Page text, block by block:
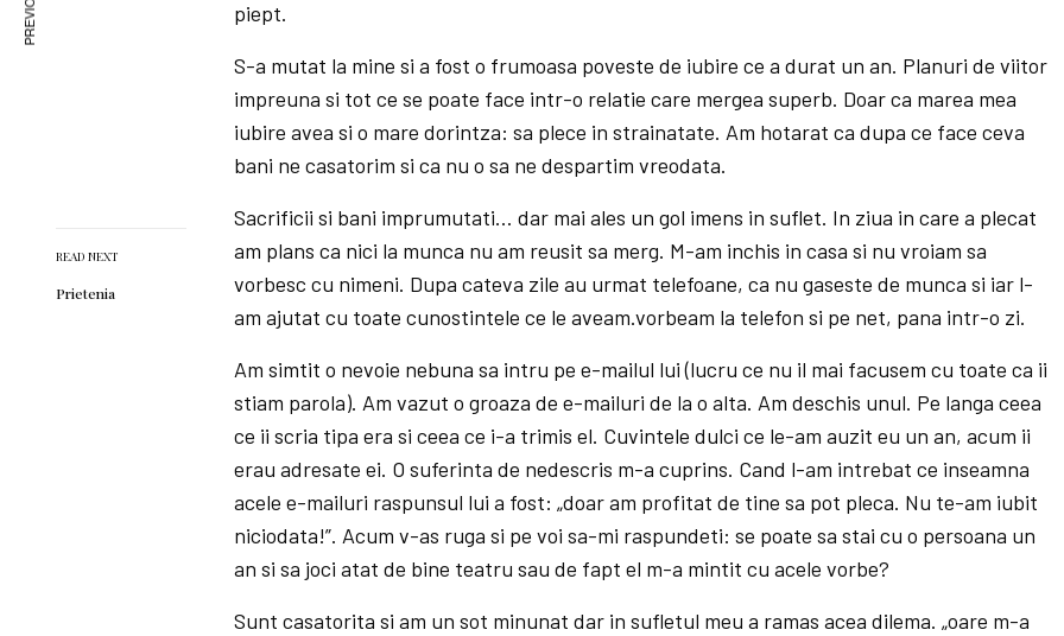
READ NEXT
Prietenia
piept.
S-a mutat la mine si a fost o frumoasa poveste de iubire ce a durat un an. Planuri de viitor
impreuna si tot ce se poate face intr-o relatie care mergea superb. Doar ca marea mea
iubire avea si o mare dorintza: sa plece in strainatate. Am hotarat ca dupa ce face ceva
bani ne casatorim si ca nu o sa ne despartim vreodata.
Sacrificii si bani imprumutati… dar mai ales un gol imens in suflet. In ziua in care a plecat
am plans ca nici la munca nu am reusit sa merg. M-am inchis in casa si nu vroiam sa
vorbesc cu nimeni. Dupa cateva zile au urmat telefoane, ca nu gaseste de munca si iar l-
am ajutat cu toate cunostintele ce le aveam.vorbeam la telefon si pe net, pana intr-o zi.
Am simtit o nevoie nebuna sa intru pe e-mailul lui (lucru ce nu il mai facusem cu toate ca ii
stiam parola). Am vazut o groaza de e-mailuri de la o alta. Am deschis unul. Pe langa ceea
ce ii scria tipa era si ceea ce i-a trimis el. Cuvintele dulci ce le-am auzit eu un an, acum ii
erau adresate ei. O suferinta de nedescris m-a cuprins. Cand l-am intrebat ce inseamna
acele e-mailuri raspunsul lui a fost: „doar am profitat de tine sa pot pleca. Nu te-am iubit
niciodata!”. Acum v-as ruga si pe voi sa-mi raspundeti: se poate sa stai cu o persoana un
an si sa joci atat de bine teatru sau de fapt el m-a mintit cu acele vorbe?
Sunt casatorita si am un sot minunat dar in sufletul meu a ramas acea dilema. „oare m-a